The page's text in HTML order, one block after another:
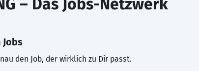
– Das Jobs-Netzwerk
den Job, der wirklich zu Dir passt.